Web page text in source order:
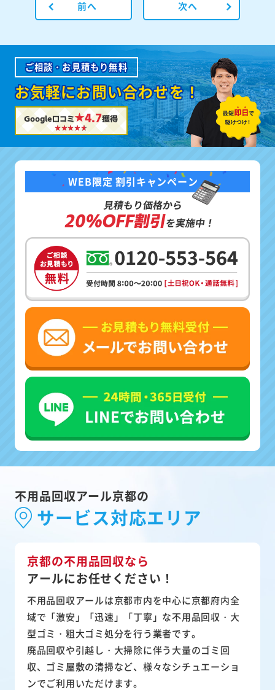
前へ 次へ
ご相談・お見積もり無料
お気軽にお問い合わせを！
Google口コミ★4.7獲得
WEB限定 割引キャンペーン
見積もり価格から
20%OFF割引を実施中！
不用品回収アール京都の
サービス対応エリア
京都の不用品回収なら
アールにお任せください！
不用品回収アールは京都市内を中心に京都府内全
域で「激安」「迅速」「丁寧」な不用品回収・大
型ゴミ・粗大ゴミ処分を行う業者です。
廃品回収や引越し・大掃除に伴う大量のゴミ回
収、ゴミ屋敷の清掃など、様々なシチュエーショ
ンでご利用いただけます。